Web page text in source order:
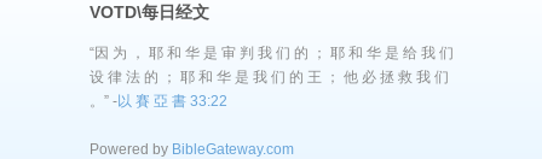
VOTD\每日经文
“因 为 ， 耶 和 华 是 审 判 我 们 的 ； 耶 和 华 是 给 我 们
设 律 法 的 ； 耶 和 华 是 我 们 的 王 ； 他 必 拯 救 我 们
。” -以 賽 亞 書 33:22
Powered by BibleGateway.com